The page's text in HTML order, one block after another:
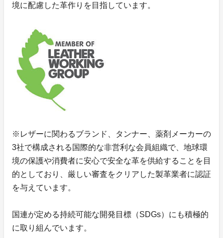
境に配慮した革作りを目指しています。
※レザーに関わるブランド、タンナー、薬剤メーカーの
3社で構成される国際的な非営利な会員組織で、地球環
境の保護や消費者に安心で安全な革を供給することを目
的としており、厳しい審査をクリアした製革業者に認証
を与えています。
国連が定める持続可能な開発目標（SDGs）にも積極的
に取り組んでいます。